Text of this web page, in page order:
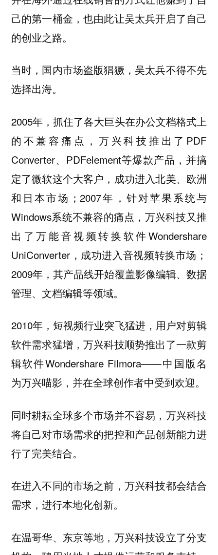
己的第一桶金，也由此让吴太兵开启了自己
的创业之路。
当时，国内市场盗版猖獗，吴太兵不得不先
选择出海。
2005年，抓住了各大巨头在办公文档格式上
的不兼容痛点，万兴科技推出了PDF
Converter、PDFelement等爆款产品，并搞
定了微软这个大客户，成功进入北美、欧洲
和日本市场；2007年，针对苹果系统与
Windows系统不兼容的痛点，万兴科技又推
出了万能音视频转换软件Wondershare
UniConverter，成功进入音视频转换市场；
2009年，其产品线开始覆盖影像编辑、数据
管理、文档编辑等领域。
2010年，短视频行业突飞猛进，用户对剪辑
软件需求猛增，万兴科技顺势推出了一款剪
辑软件Wondershare Filmora——中国版名
为万兴喵影，并在全球创作者中受到欢迎。
同时耕耘全球多个市场并不容易，万兴科技
将自己对市场需求的把控和产品创新能力进
行了完美结合。
在进入不同的市场之前，万兴科技都会结合
需求，进行本地化创新。
在温哥华、东京等地，万兴科技设立了分支